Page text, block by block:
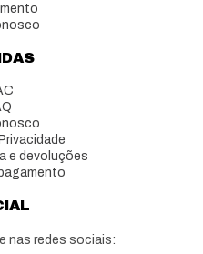
e devoluções
nas redes sociais: